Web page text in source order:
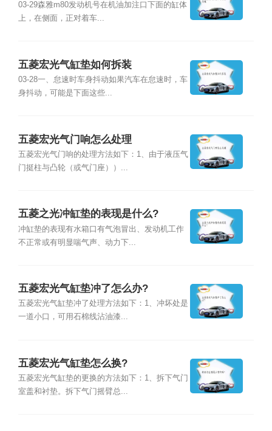
03-29森雅m80发动机号在机油加注口下面的缸体
上，在侧面，正对着车...
五菱宏光气缸垫如何拆装
03-28一、怠速时车身抖动如果汽车在怠速时，车
身抖动，可能是下面这些...
五菱宏光气门响怎么处理
五菱宏光气门响的处理方法如下：1、由于液压气
门挺柱与凸轮（或气门座））...
五菱之光冲缸垫的表现是什么?
冲缸垫的表现有水箱口有气泡冒出、发动机工作
不正常或有明显喘气声、动力下...
五菱宏光气缸垫冲了怎么办?
五菱宏光气缸垫冲了处理方法如下：1、冲坏处是
一道小口，可用石棉线沾油漆...
五菱宏光气缸垫怎么换?
五菱宏光气缸垫的更换的方法如下：1、拆下气门
室盖和衬垫。拆下气门摇臂总...